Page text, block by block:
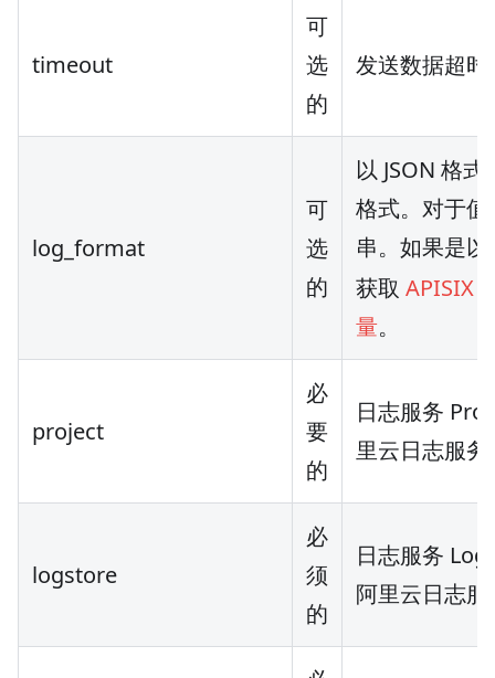
timeout
可
选
的
发送数据超时
log_format
可
选
的
以 JSON 格
格式。对于
串。如果是以
获取 APISIX
量。
project
必
要
的
日志服务
里云日志服
logstore
必
须
的
日志服务
阿里云日志